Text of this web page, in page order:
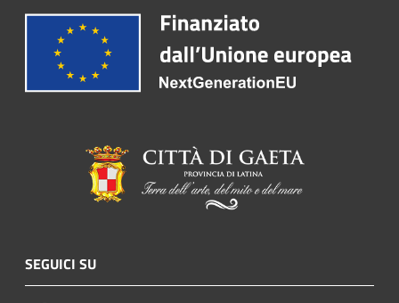
SEGUICI SU